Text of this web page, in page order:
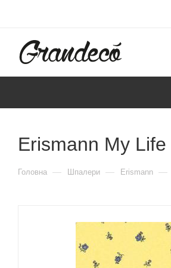
Erismann My
Головна — Шпалери — Erismann —